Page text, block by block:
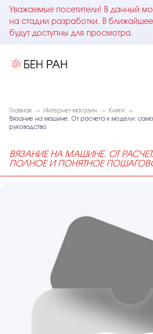
Уважаемые посетители! В данный
на стадии разработки. В
будут доступны для просмотра.
Главная Интернет магазин
Книги
Вязание на машине. От расчета к модели:
руководство
ВЯЗАНИЕ НА МАШИНЕ. ОТ
ПОЛНОЕ И ПОНЯТНОЕ